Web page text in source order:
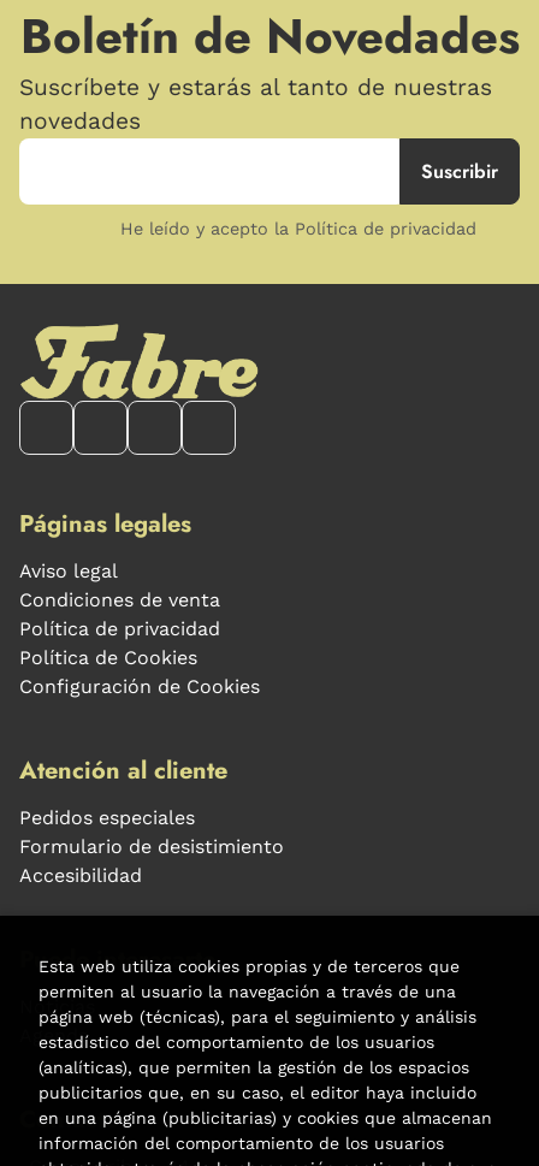
Boletín de Novedades
Suscríbete y estarás al tanto de nuestras
novedades
He leído y acepto la Política de privacidad
Páginas legales
Aviso legal
Condiciones de venta
Política de privacidad
Política de Cookies
Configuración de Cookies
Atención al cliente
Pedidos especiales
Formulario de desistimiento
Accesibilidad
Puede interesarte
Noticias
Agenda
Contacto
Esta web utiliza cookies propias y de terceros que
permiten al usuario la navegación a través de una
página web (técnicas), para el seguimiento y análisis
estadístico del comportamiento de los usuarios
(analíticas), que permiten la gestión de los espacios
publicitarios que, en su caso, el editor haya incluido
en una página (publicitarias) y cookies que almacenan
información del comportamiento de los usuarios